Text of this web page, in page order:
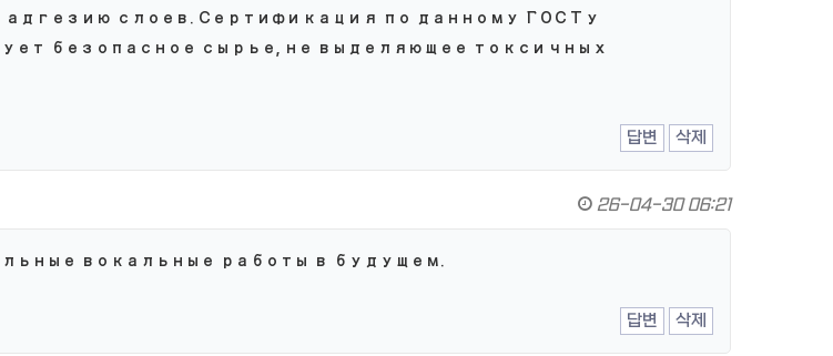
слоев. Сертификация по данному ГОСТу
безопасное сырье, не выделяющее токсичных
답변
삭제
26-04-30 06:21
вокальные работы в будущем.
답변
삭제